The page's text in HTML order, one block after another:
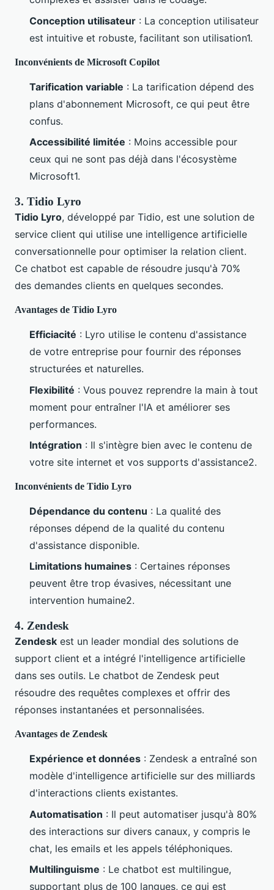
Conception utilisateur : La conception utilisateur
est intuitive et robuste, facilitant son utilisation1.
Inconvénients de Microsoft Copilot
Tarification variable : La tarification dépend des
plans d'abonnement Microsoft, ce qui peut être
confus.
Accessibilité limitée : Moins accessible pour
ceux qui ne sont pas déjà dans l'écosystème
Microsoft1.
3. Tidio Lyro
Tidio Lyro, développé par Tidio, est une solution de
service client qui utilise une intelligence artificielle
conversationnelle pour optimiser la relation client.
Ce chatbot est capable de résoudre jusqu'à 70%
des demandes clients en quelques secondes.
Avantages de Tidio Lyro
Efficiacité : Lyro utilise le contenu d'assistance
de votre entreprise pour fournir des réponses
structurées et naturelles.
Flexibilité : Vous pouvez reprendre la main à tout
moment pour entraîner l'IA et améliorer ses
performances.
Intégration : Il s'intègre bien avec le contenu de
votre site internet et vos supports d'assistance2.
Inconvénients de Tidio Lyro
Dépendance du contenu : La qualité des
réponses dépend de la qualité du contenu
d'assistance disponible.
Limitations humaines : Certaines réponses
peuvent être trop évasives, nécessitant une
intervention humaine2.
4. Zendesk
Zendesk est un leader mondial des solutions de
support client et a intégré l'intelligence artificielle
dans ses outils. Le chatbot de Zendesk peut
résoudre des requêtes complexes et offrir des
réponses instantanées et personnalisées.
Avantages de Zendesk
Expérience et données : Zendesk a entraîné son
modèle d'intelligence artificielle sur des milliards
d'interactions clients existantes.
Automatisation : Il peut automatiser jusqu'à 80%
des interactions sur divers canaux, y compris le
chat, les emails et les appels téléphoniques.
Multilinguisme : Le chatbot est multilingue,
supportant plus de 100 langues, ce qui est